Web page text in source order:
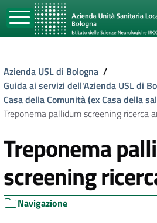
Azienda USL di Bologna /
Guida ai servizi dell'Azienda USL di
Casa della Comunità (ex Casa della
Treponema pallidum screening ricerca
Treponema
screening
Navigazione